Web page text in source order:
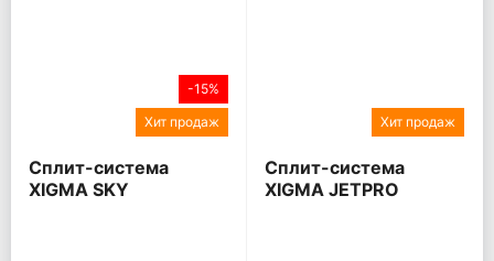
-15%
Хит продаж
Сплит-система
XIGMA SKY
Хит продаж
Сплит-система
XIGMA JETPRO